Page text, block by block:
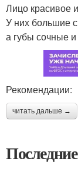
Лицо красивое
У них большие
а губы сочные
Рекомендации:
читать дальше →